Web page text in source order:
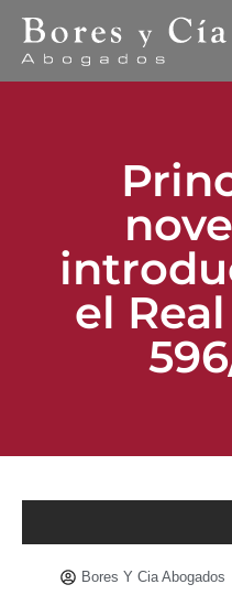
el
Bores Y Cia Abogados